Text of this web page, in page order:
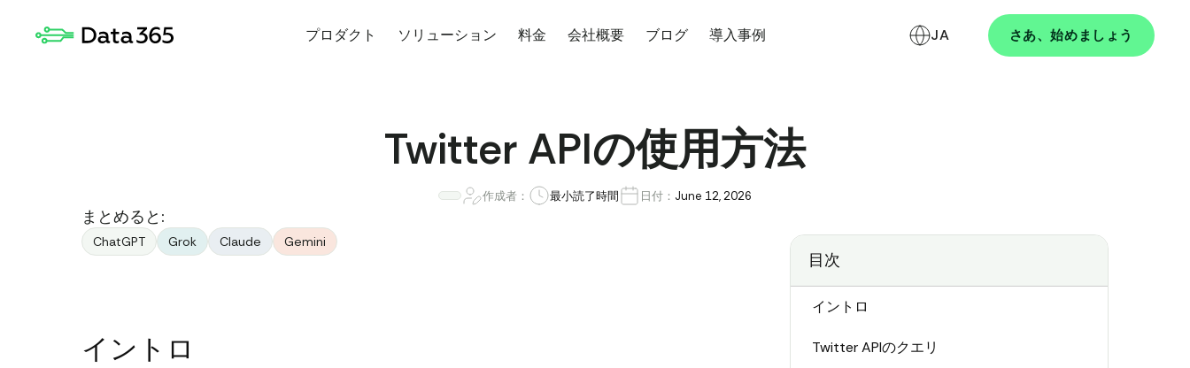
プロダクト ソリューション 料金 会社概要 ブログ 導入事例 JA さあ、始めましょう
Twitter APIの使用方法
作成者： 最小読了時間 日付： June 12, 2026
まとめると:
ChatGPT Grok Claude Gemini
イントロ
目次
イントロ
Twitter APIのクエリ